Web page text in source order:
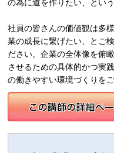
の為に道を作りたい、とい
社員の皆さんの価値観は多
業の成長に繋げたい、とご
ださい。企業の全体像を俯
させるための具体的かつ実
の働きやすい環境づくりを